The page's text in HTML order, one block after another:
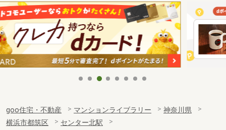
goo住宅・不動産 マンションライブラリー
神奈川県
横浜市都筑区
センター北駅